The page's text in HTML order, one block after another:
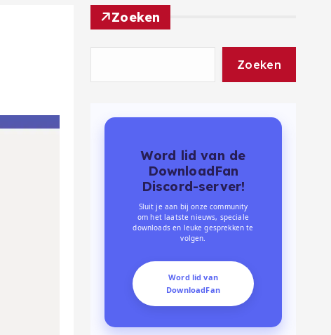
Zoeken
Zoeken
Word lid van de
DownloadFan
Discord-server!
Sluit je aan bij onze community
om het laatste nieuws, speciale
downloads en leuke gesprekken te
volgen.
Word lid van
DownloadFan